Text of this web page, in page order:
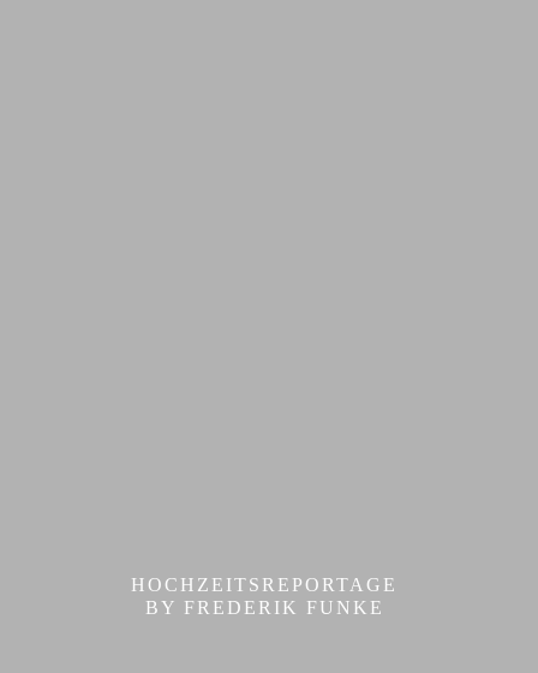
HOCHZEITSREPORTAGE
BY FREDERIK FUNKE